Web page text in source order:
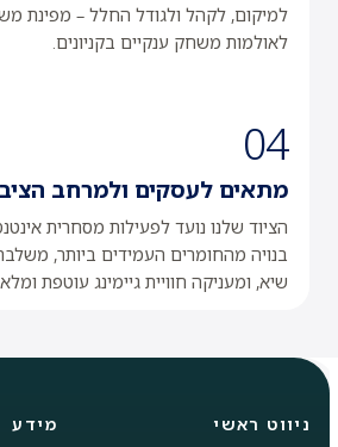
למיקום, לקהל ולגודל החלל – מפינת
לאולמות משחק ענקיים בקניונים.
04
מתאים לעסקים ולמרחב
הציוד שלנו נועד לפעילות מסחרית
בנויה מהחומרים העמידים ביותר,
שיא, ומעניקה חוויית גיימינג עוטפת
ניווט ראשי מידע